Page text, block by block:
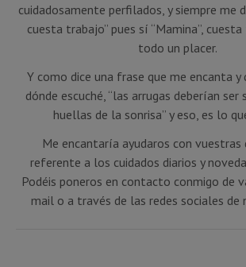
cuidadosamente perfilados, y siempre me
cuesta trabajo” pues sí “Mamina”,
todo un placer.
Y como dice una frase que me encanta y
dónde escuché, “las arrugas deberían
huellas de la sonrisa” y eso, es lo
Me encantaría ayudaros con vuestras
referente a los cuidados diarios y
Podéis poneros en contacto conmigo de
mail o a través de las redes sociales de